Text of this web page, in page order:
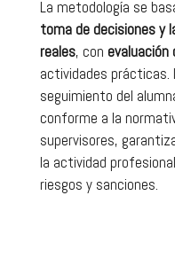
La metodología se
toma de decisiones y
reales, con
actividades prácticas.
seguimiento del
conforme a la
supervisores,
la actividad
riesgos y sanciones.